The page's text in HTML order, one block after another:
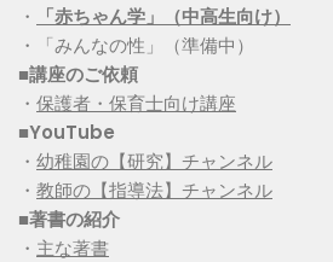
・
「赤ちゃん学」（中高生向け）
・「みんなの性」（準備中）
■講座のご依頼
・ 保護者・保育士向け講座
■YouTube
・ 幼稚園の【研究】チャンネル
・ 教師の【指導法】チャンネル
■著書の紹介
・ 主な著書